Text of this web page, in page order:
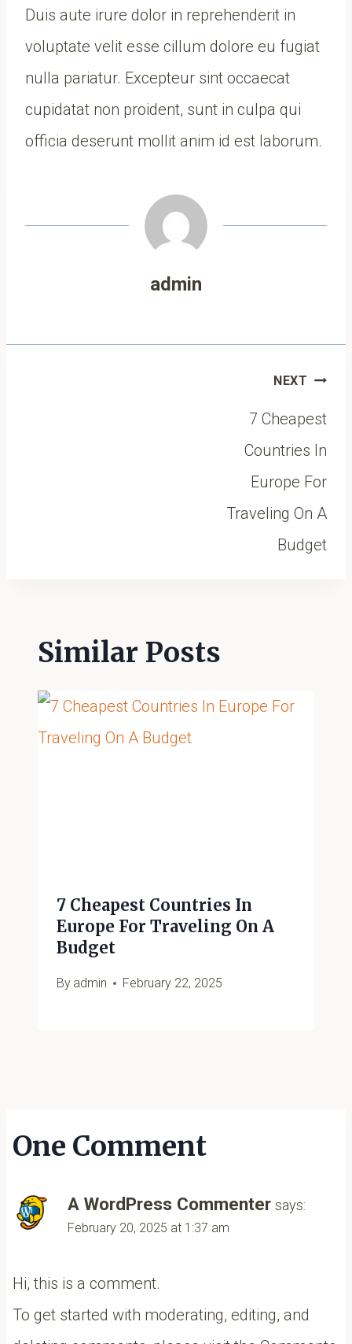
Duis aute irure dolor in reprehenderit in
voluptate velit esse cillum dolore eu fugiat
nulla pariatur. Excepteur sint occaecat
cupidatat non proident, sunt in culpa qui
officia deserunt mollit anim id est laborum.
admin
NEXT
7 Cheapest
Countries In
Europe For
Traveling On A
Budget
Similar Posts
7 Cheapest Countries In
Europe For Traveling On A
Budget
By admin February 22, 2025
One Comment
A WordPress Commenter says:
February 20, 2025 at 1:37 am
Hi, this is a comment.
To get started with moderating, editing, and